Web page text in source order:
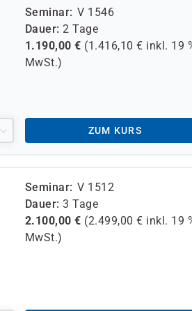
Seminar
V 1546
Dauer 2 Tage
1.190,00 € (1.416,10 € inkl. 19
MwSt.)
ZUM KURS
Seminar
V 1512
Dauer 3 Tage
2.100,00 € (2.499,00 € inkl. 19
MwSt.)